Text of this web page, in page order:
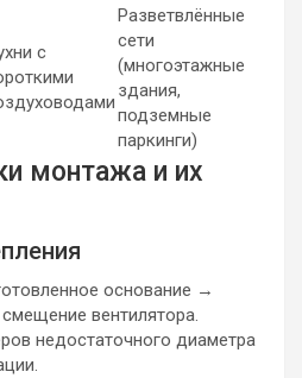
с
Разветвлённые
сети
(многоэтажные
здания,
подземные
паркинги)
монтажа и их
основание →
вентилятора.
недостаточного диаметра